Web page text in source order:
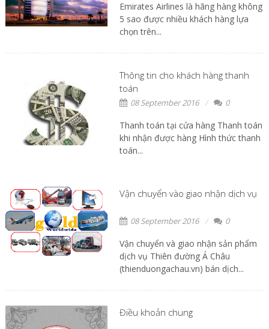
Emirates Airlines là hãng hàng không
5 sao được nhiều khách hàng lựa
chọn trên...
Thông tin cho khách hàng thanh
toán
08 September 2016 0
Thanh toán tại cửa hàng Thanh toán
khi nhận được hàng Hình thức thanh
toán...
Vận chuyển vào giao nhận dịch vụ
08 September 2016 0
Vận chuyển và giao nhận sản phẩm
dịch vụ Thiên đường Á Châu
(thienduongachau.vn) bán dịch...
Điều khoản chung